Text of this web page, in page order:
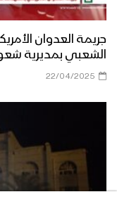
جريمة العدوان
الشعبي بمديرية
22/04/2025